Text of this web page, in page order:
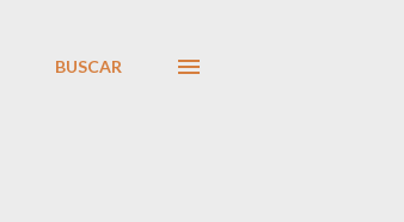
BUSCAR